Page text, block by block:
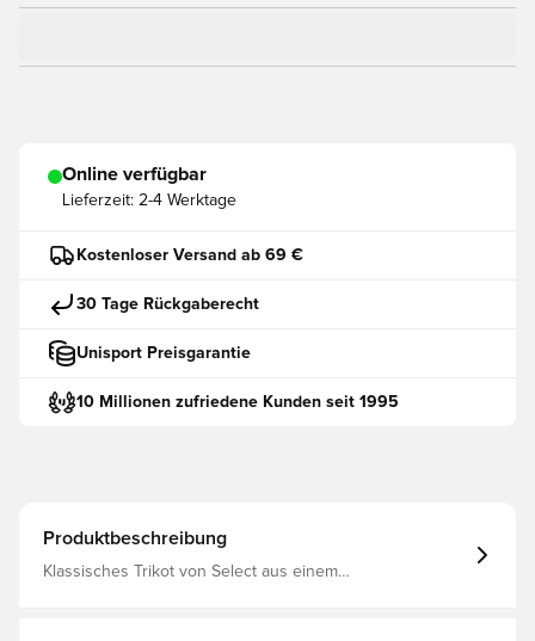
Online verfügbar
Lieferzeit: 2-4 Werktage
Kostenloser Versand ab 69 €
30 Tage Rückgaberecht
Unisport Preisgarantie
10 Millionen zufriedene Kunden seit 1995
Produktbeschreibung
Klassisches Trikot von Select aus einem